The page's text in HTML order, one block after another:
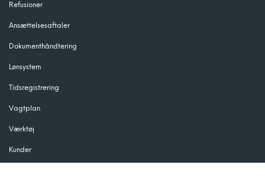
Refusioner
Ansættelsesaftaler
Dokumenthåndtering
Lønsystem
Tidsregistrering
Vagtplan
Værktøj
Kunder